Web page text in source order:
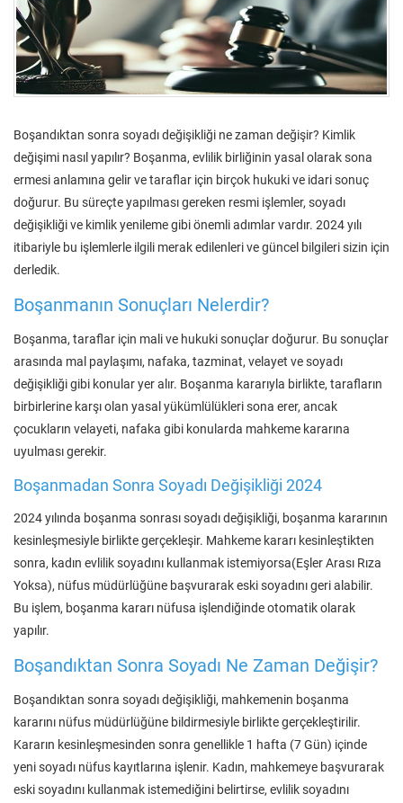
Boşandıktan sonra soyadı değişikliği ne zaman değişir? Kimlik
değişimi nasıl yapılır? Boşanma, evlilik birliğinin yasal olarak sona
ermesi anlamına gelir ve taraflar için birçok hukuki ve idari sonuç
doğurur. Bu süreçte yapılması gereken resmi işlemler, soyadı
değişikliği ve kimlik yenileme gibi önemli adımlar vardır. 2024 yılı
itibariyle bu işlemlerle ilgili merak edilenleri ve güncel bilgileri sizin için
derledik.
Boşanmanın Sonuçları Nelerdir?
Boşanma, taraflar için mali ve hukuki sonuçlar doğurur. Bu sonuçlar
arasında mal paylaşımı, nafaka, tazminat, velayet ve soyadı
değişikliği gibi konular yer alır. Boşanma kararıyla birlikte, tarafların
birbirlerine karşı olan yasal yükümlülükleri sona erer, ancak
çocukların velayeti, nafaka gibi konularda mahkeme kararına
uyulması gerekir.
Boşanmadan Sonra Soyadı Değişikliği 2024
2024 yılında boşanma sonrası soyadı değişikliği, boşanma kararının
kesinleşmesiyle birlikte gerçekleşir. Mahkeme kararı kesinleştikten
sonra, kadın evlilik soyadını kullanmak istemiyorsa(Eşler Arası Rıza
Yoksa), nüfus müdürlüğüne başvurarak eski soyadını geri alabilir.
Bu işlem, boşanma kararı nüfusa işlendiğinde otomatik olarak
yapılır.
Boşandıktan Sonra Soyadı Ne Zaman Değişir?
Boşandıktan sonra soyadı değişikliği, mahkemenin boşanma
kararını nüfus müdürlüğüne bildirmesiyle birlikte gerçekleştirilir.
Kararın kesinleşmesinden sonra genellikle 1 hafta (7 Gün) içinde
yeni soyadı nüfus kayıtlarına işlenir. Kadın, mahkemeye başvurarak
eski soyadını kullanmak istemediğini belirtirse, evlilik soyadını